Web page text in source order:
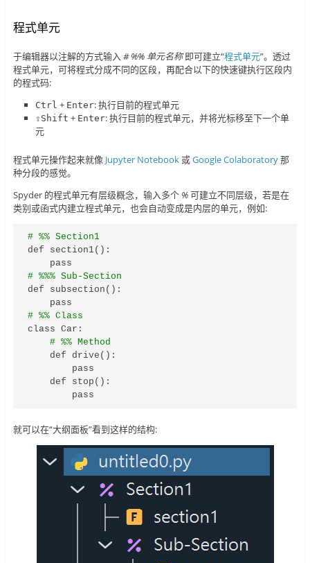
程式单元
于编辑器以注解的方式输入 # %% 单元名称即可建立“程式单元”。透过
程式单元，可将程式分成不同的区段，再配合以下的快速键执行区段内
的程式码:
Ctrl + Enter: 执行目前的程式单元
⇧Shift + Enter: 执行目前的程式单元，并将光标移至下一个单
元
程式单元操作起来就像 Jupyter Notebook或Google Colaboratory那
种分段的感觉。
Spyder 的程式单元有层级概念，输入多个 %可建立不同层级，若是在
类别或函式内建立程式单元，也会自动变成是内层的单元，例如:
# %% Section1
def section1():
# %%% Sub-Section
def subsection():
# %% Class
class Car:
# %% Method
    def drive():
        pass
    def stop():
        pass
就可以在“大纲面板”看到这样的结构: